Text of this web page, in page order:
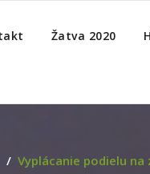
Žatva 2020
Vyplácanie podielu na